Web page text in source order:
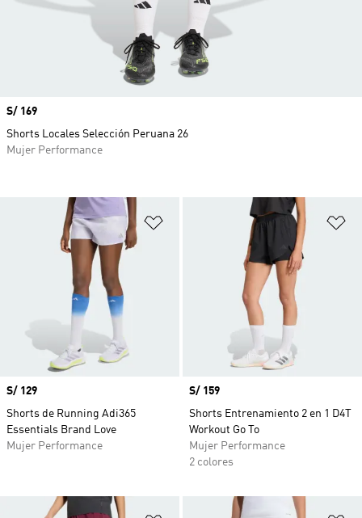
Añadir a la lista de deseos
Precio
S/ 129
Shorts de Running Adi365
Essentials Brand Love
Mujer Performance
Precio
S/ 159
Shorts Entrenamiento 2 en 1 D4T
Workout Go To
Mujer Performance
2 colores
Precio
S/ 169
Shorts Locales Selección Peruana 26
Mujer Performance